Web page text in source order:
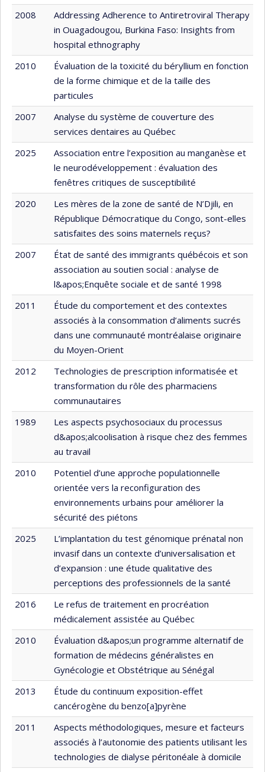
2008
Addressing Adherence to Antiretroviral Therapy
in Ouagadougou, Burkina Faso: Insights from
hospital ethnography
2010
Évaluation de la toxicité du béryllium en fonction
de la forme chimique et de la taille des
particules
2007
Analyse du système de couverture des
services dentaires au Québec
2025
Association entre l’exposition au manganèse et
le neurodéveloppement : évaluation des
fenêtres critiques de susceptibilité
2020
Les mères de la zone de santé de N’Djili, en
République Démocratique du Congo, sont-elles
satisfaites des soins maternels reçus?
2007
État de santé des immigrants québécois et son
association au soutien social : analyse de
l&apos;Enquête sociale et de santé 1998
2011
Étude du comportement et des contextes
associés à la consommation d’aliments sucrés
dans une communauté montréalaise originaire
du Moyen-Orient
2012
Technologies de prescription informatisée et
transformation du rôle des pharmaciens
communautaires
1989
Les aspects psychosociaux du processus
d&apos;alcoolisation à risque chez des femmes
au travail
2010
Potentiel d’une approche populationnelle
orientée vers la reconfiguration des
environnements urbains pour améliorer la
sécurité des piétons
2025
L’implantation du test génomique prénatal non
invasif dans un contexte d’universalisation et
d’expansion : une étude qualitative des
perceptions des professionnels de la santé
2016
Le refus de traitement en procréation
médicalement assistée au Québec
2010
Évaluation d&apos;un programme alternatif de
formation de médecins généralistes en
Gynécologie et Obstétrique au Sénégal
2013
Étude du continuum exposition-effet
cancérogène du benzo[a]pyrène
2011
Aspects méthodologiques, mesure et facteurs
associés à l’autonomie des patients utilisant les
technologies de dialyse péritonéale à domicile